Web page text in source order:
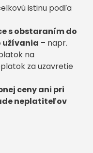
istinu podľa
s obstaraním do
užívania – napr.
na
za uzavretie
ceny ani pri
neplatiteľov